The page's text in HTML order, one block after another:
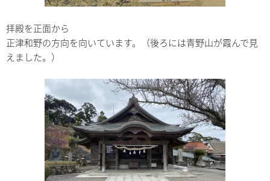
拝殿を正面から
正津和野の方向を向いています。（後ろには青野山が霞んで見
えました。）